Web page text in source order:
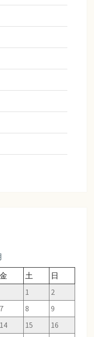
金 土
日
1
2
7 8
9
14 15
16